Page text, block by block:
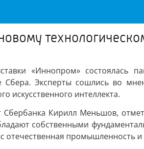
«Иннопром» состоялась
Сбера. Эксперты сошлись во
искусственного интеллекта.
Кирилл Меньшов,
собственными
промышленность